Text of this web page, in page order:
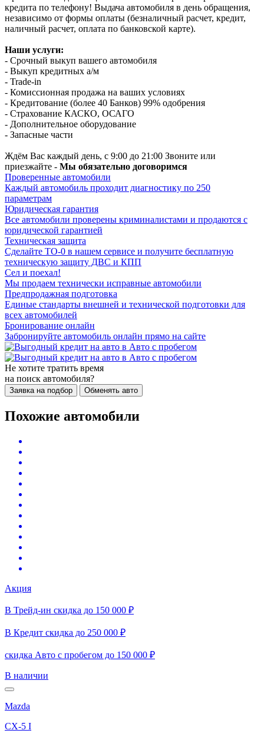
кредита по телефону! Выдача автомобиля в день обращения,
независимо от формы оплаты (безналичный расчет, кредит,
наличный расчет, оплата по банковской карте).
Наши услуги:
- Срочный выкуп вашего автомобиля
- Выкуп кредитных а/м
- Trade-in
- Комиссионная продажа на ваших условиях
- Кредитование (более 40 Банков) 99% одобрения
- Страхование КАСКО, ОСАГО
- Дополнительное оборудование
- Запасные части
Ждём Вас каждый день, с 9:00 до 21:00 Звоните или
приезжайте - Мы обязательно договоримся
Проверенные автомобили
Каждый автомобиль проходит диагностику по 250
параметрам
Юридическая гарантия
Все автомобили проверены криминалистами и продаются с
юридической гарантией
Техническая защита
Сделайте ТО-0 в нашем сервисе и получите бесплатную
техническую защиту ДВС и КПП
Сел и поехал!
Мы продаем технически исправные автомобили
Предпродажная подготовка
Единые стандарты внешней и технической подготовки для
всех автомобилей
Бронирование онлайн
Забронируйте автомобиль онлайн прямо на сайте
Не хотите тратить время
на поиск автомобиля?
Заявка на подбор Обменять авто
Похожие автомобили
Акция
В Трейд-ин скидка до 150 000 ₽
В Кредит скидка до 250 000 ₽
скидка Авто с пробегом до 150 000 ₽
В наличии
Mazda
CX-5 I